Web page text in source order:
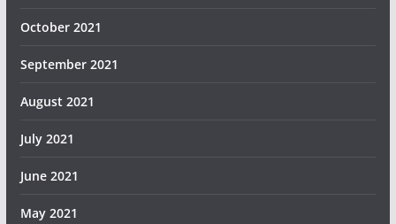
October 2021
September 2021
August 2021
July 2021
June 2021
May 2021